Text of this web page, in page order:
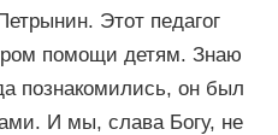
Этот педагог
помощи детям. Знаю
познакомились, он был
И мы, слава Богу, не